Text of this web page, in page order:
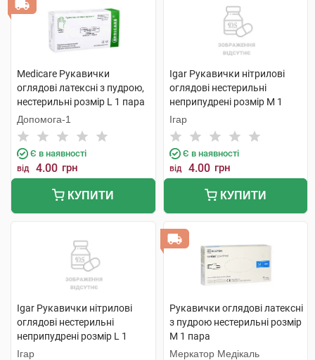
Medicare Рукавички
оглядові латексні з пудрою,
нестерильні розмір L 1 пара
Допомога-1
Є в наявності
від 4.00 грн
КУПИТИ
Igar Рукавички нітрилові
оглядові нестерильні
неприпудрені розмір M 1
пара
Ігар
Є в наявності
від 4.00 грн
КУПИТИ
Igar Рукавички нітрилові
оглядові нестерильні
неприпудрені розмір L 1
пара
Ігар
Рукавички оглядові латексні
з пудрою нестерильні розмір
М 1 пара
Меркатор Медікаль